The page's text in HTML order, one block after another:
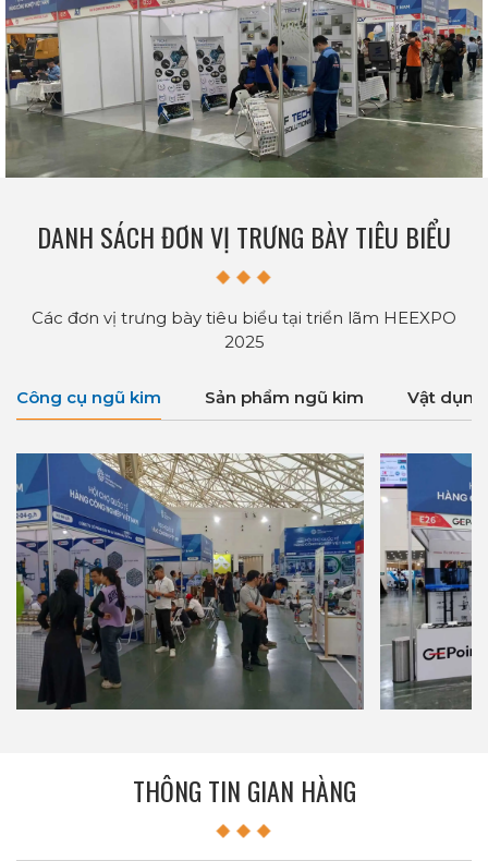
DANH SÁCH ĐƠN VỊ TRƯNG BÀY TIÊU BIỂU
Các đơn vị trưng bày tiêu biểu tại triển lãm HEEXPO
2025
Công cụ ngũ kim Sản phẩm ngũ kim Vật
THÔNG TIN GIAN HÀNG